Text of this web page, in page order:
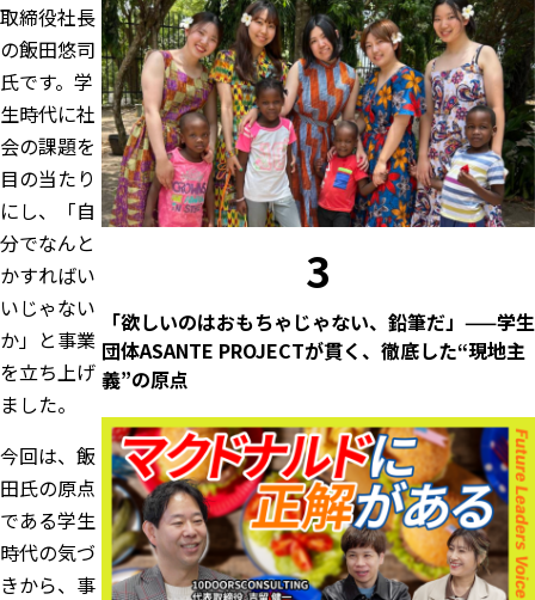
取締役社長
の飯田悠司
氏です。学
生時代に社
会の課題を
目の当たり
にし、「自
分でなんと
かすればい
いじゃない
か」と事業
を立ち上げ
ました。
今回は、飯
田氏の原点
である学生
時代の気づ
きから、事
3
「欲しいのはおもちゃじゃない、鉛筆だ」——学生
団体ASANTE PROJECTが貫く、徹底した“現地主
義”の原点